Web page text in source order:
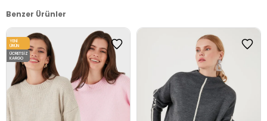
Benzer Ürünler
YENI
ÜRÜN
ÜCRETSIZ
KARGO